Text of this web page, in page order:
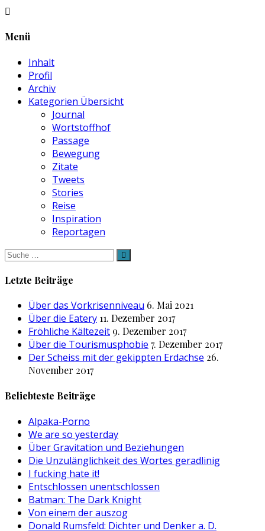
Menü
Inhalt
Profil
Archiv
Kategorien Übersicht
Journal
Wortstoffhof
Passage
Bewegung
Zitate
Tweets
Stories
Reise
Inspiration
Reportagen
Suche
nach:
Letzte Beiträge
Über das Vorkrisenniveau 6. Mai 2021
Über die Eatery 11. Dezember 2017
Fröhliche Kältezeit 9. Dezember 2017
Über die Tourismusphobie 7. Dezember 2017
Der Scheiss mit der gekippten Erdachse 26.
November 2017
Beliebteste Beiträge
Alpaka-Porno
We are so yesterday
Über Gravitation und Beziehungen
Die Unzulänglichkeit des Wortes geradlinig
I fucking hate it!
Entschlossen unentschlossen
Batman: The Dark Knight
Von einem der auszog
Donald Rumsfeld: Dichter und Denker a. D.